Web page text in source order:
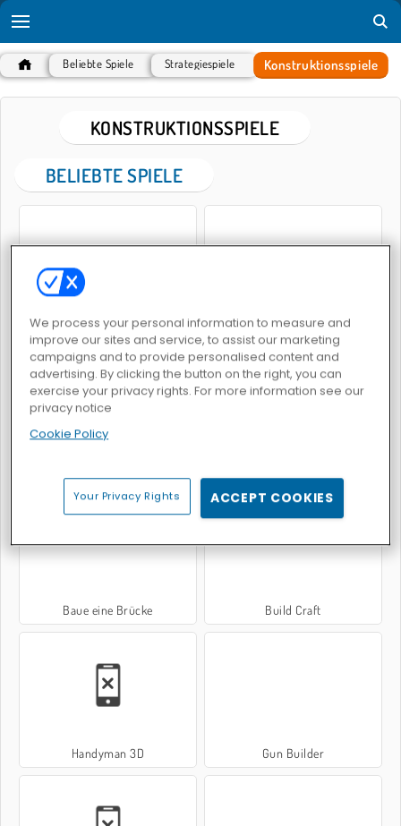
Beliebte Spiele Strategiespiele Konstruktionsspiele
KONSTRUKTIONSSPIELE
BELIEBTE SPIELE
World Craft 2 Gun Builder 2
Baue eine Brücke Build Craft
Handyman 3D Gun Builder
We process your personal information to measure and
improve our sites and service, to assist our marketing
campaigns and to provide personalised content and
advertising. By clicking the button on the right, you can
exercise your privacy rights. For more information see our
privacy notice
Cookie Policy
Your Privacy Rights ACCEPT COOKIES